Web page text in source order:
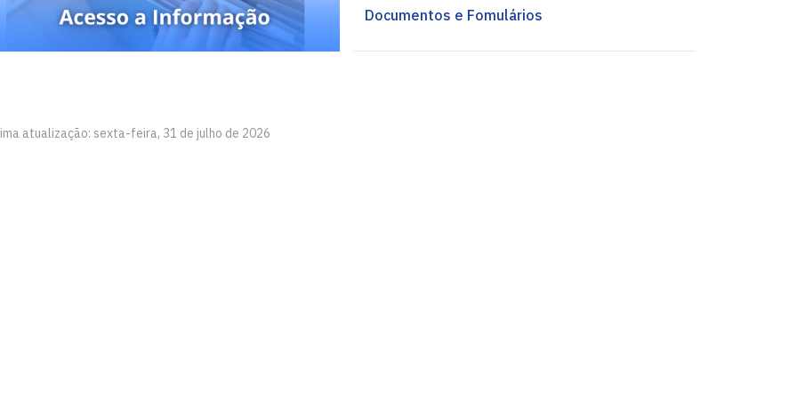
Documentos e Fomulários
atualização: sexta-feira, 31 de julho de 2026